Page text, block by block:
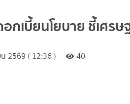
เบี้ยนโยบาย ชี้เศรษ
2569 ( 12:36 ) 40